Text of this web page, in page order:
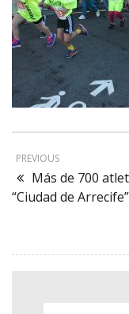
PREVIOUS
Más de 700
“Ciudad de Arrecife”